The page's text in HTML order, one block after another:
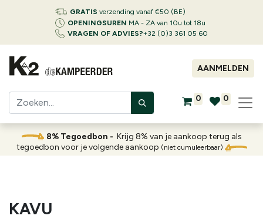
GRATIS verzending vanaf €50 (BE)
OPENINGSUREN MA - ZA van 10u tot 18u
VRAGEN OF ADVIES?+32 (0)3 361 05 60
AANMELDEN
0 0
8% Tegoedbon - Krijg 8% van je aankoop terug als
tegoedbon voor je volgende aankoop (niet cumuleerbaar)
KAVU